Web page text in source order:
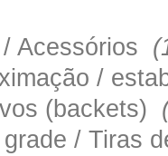
Acessórios
/
(backets)
/ Tiras